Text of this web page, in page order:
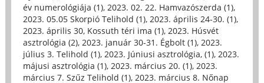
év numerológiája (1), 2023. 02. 22. Hamvazószerda (1),
2023. 05.05 Skorpió Telihold (1), 2023. április 24-30. (1),
2023. április 30, Kossuth téri ima (1), 2023. Húsvét
asztrológia (2), 2023. január 30-31. Égbolt (1), 2023.
július 3. Telihold (1), 2023. Júniusi asztrológia, (1), 2023.
májusi asztrológia (1), 2023. március 20. (1), 2023.
március 7. Szűz Telihold (1), 2023. március 8. Nőnap